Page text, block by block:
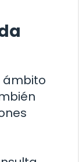
ámbito